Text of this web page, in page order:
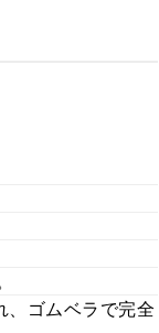
、ゴムベラで完全